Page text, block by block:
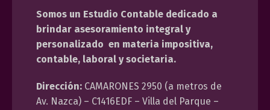
Somos un Estudio Contable dedicado a
brindar asesoramiento integral y
personalizado en materia impositiva,
contable, laboral y societaria.
Dirección: CAMARONES 2950 (a metros de
Av. Nazca) – C1416EDF – Villa del Parque –